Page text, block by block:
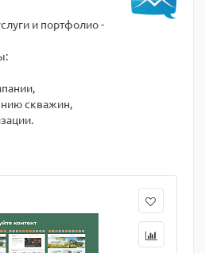
и портфолио -
скважин,